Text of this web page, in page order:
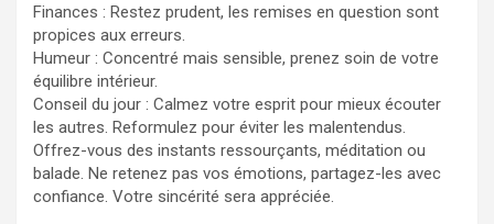
Finances : Restez prudent, les remises en question sont
propices aux erreurs.
Humeur : Concentré mais sensible, prenez soin de votre
équilibre intérieur.
Conseil du jour : Calmez votre esprit pour mieux écouter
les autres. Reformulez pour éviter les malentendus.
Offrez-vous des instants ressourçants, méditation ou
balade. Ne retenez pas vos émotions, partagez-les avec
confiance. Votre sincérité sera appréciée.